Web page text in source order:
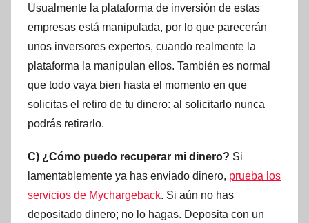
Usualmente la plataforma de inversión de estas
empresas está manipulada, por lo que parecerán
unos inversores expertos, cuando realmente la
plataforma la manipulan ellos. También es normal
que todo vaya bien hasta el momento en que
solicitas el retiro de tu dinero: al solicitarlo nunca
podrás retirarlo.
C) ¿Cómo puedo recuperar mi dinero? Si
lamentablemente ya has enviado dinero, prueba los
servicios de Mychargeback. Si aún no has
depositado dinero; no lo hagas. Deposita con un